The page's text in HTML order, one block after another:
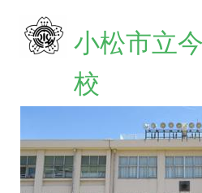
小松市立
校